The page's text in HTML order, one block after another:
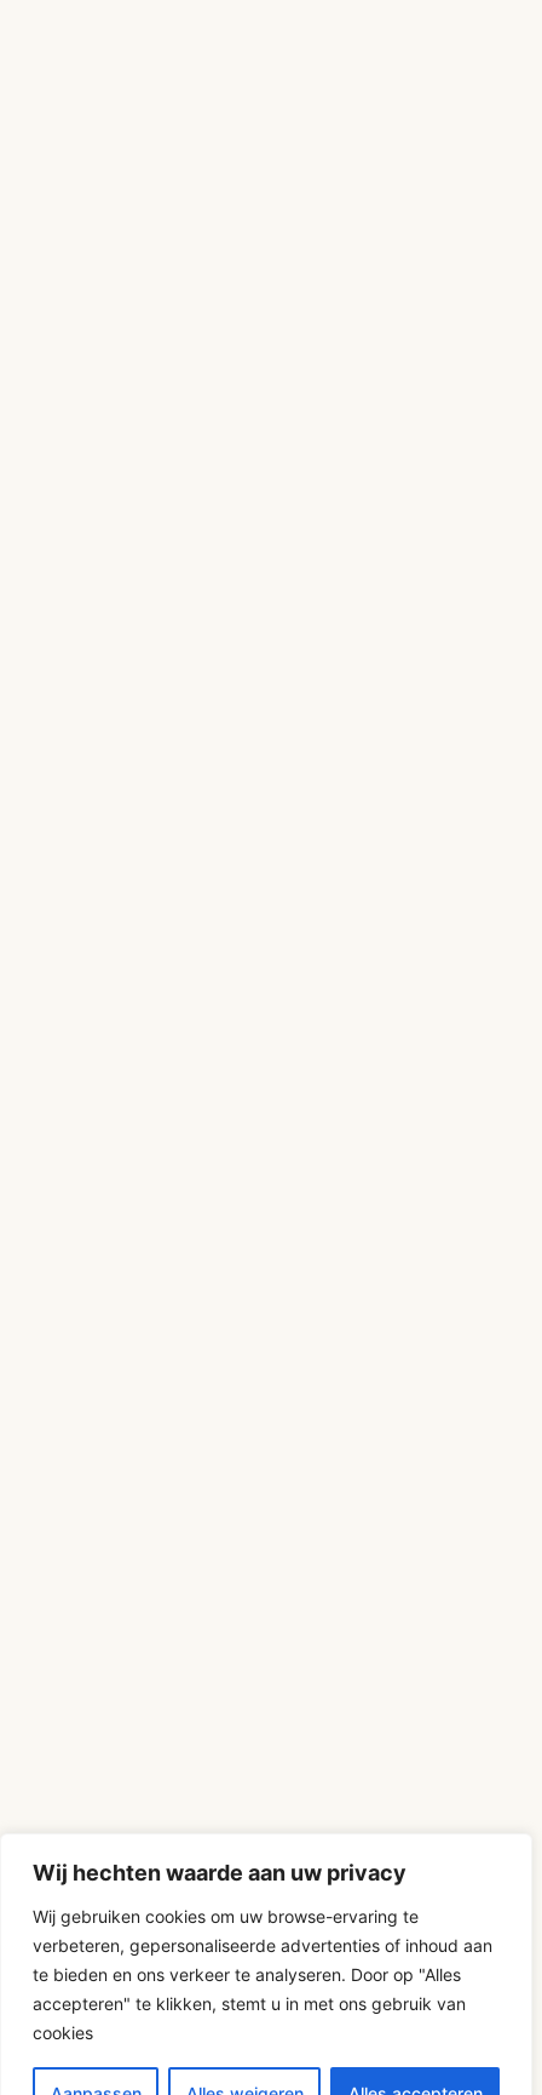
Wij hechten waarde aan uw privacy
Wij gebruiken cookies om uw browse-ervaring te
verbeteren, gepersonaliseerde advertenties of inhoud aan
te bieden en ons verkeer te analyseren. Door op "Alles
accepteren" te klikken, stemt u in met ons gebruik van
cookies